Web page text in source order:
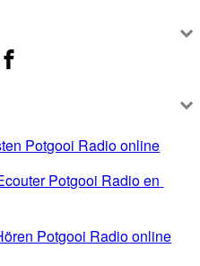
Potgooi Radio online
Potgooi Radio en
Potgooi Radio online